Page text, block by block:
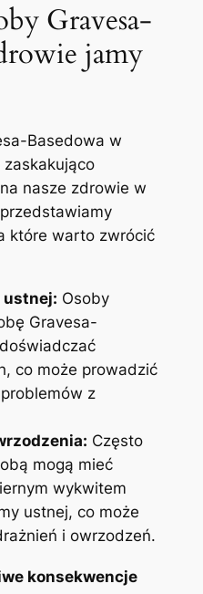
Gravesa-
jamy
Basedowa w⁣
nasze zdrowie w
które warto zwrócić
ustnej: Osoby
Gravesa-
co może⁣ prowadzić
z​
Często
mogą mieć
wykwitem
ustnej, co może
​i ⁢owrzodzeń.
konsekwencje